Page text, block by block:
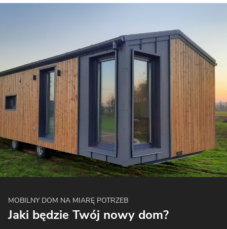
MOBILNY DOM NA MIARĘ POTRZEB
Jaki będzie Twój nowy dom?